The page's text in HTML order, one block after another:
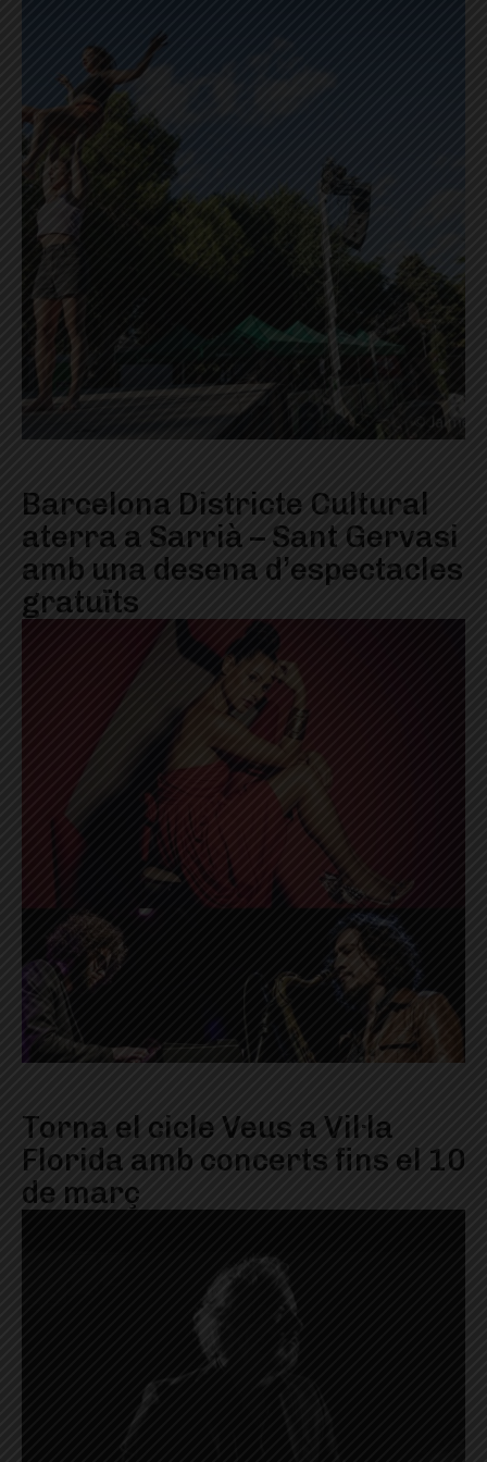
Barcelona Districte Cultural
aterra a Sarrià – Sant Gervasi
amb una desena d’espectacles
gratuïts
Torna el cicle Veus a Vil·la
Florida amb concerts fins el 10
de març